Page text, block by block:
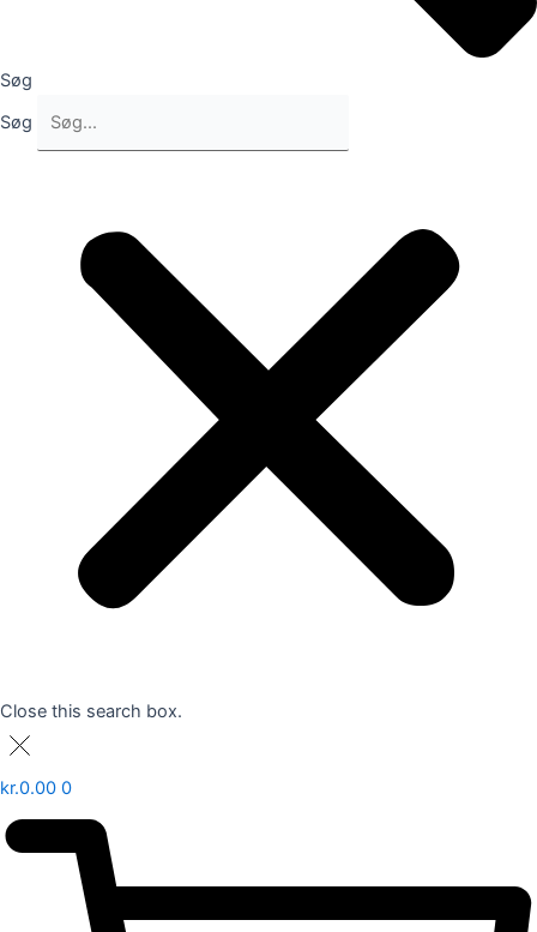
Søg
Søg
Close this search box.
kr.0.00 0